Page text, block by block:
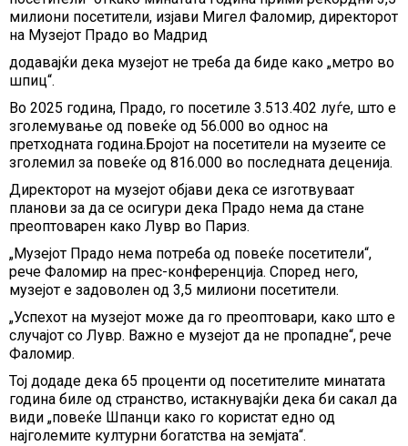
милиони посетители, изјави Мигел Фаломир, директорот
на Музејот Прадо во Мадрид
додавајќи дека музејот не треба да биде како „метро во
шпиц“.
Во 2025 година, Прадо, го посетиле 3.513.402 луѓе, што е
зголемување од повеќе од 56.000 во однос на
претходната година.Бројот на посетители на музеите се
зголемил за повеќе од 816.000 во последната деценија.
Директорот на музејот објави дека се изготвуваат
планови за да се осигури дека Прадо нема да стане
преоптоварен како Лувр во Париз.
„Музејот Прадо нема потреба од повеќе посетители“,
рече Фаломир на прес-конференција. Според него,
музејот е задоволен од 3,5 милиони посетители.
„Успехот на музејот може да го преоптовари, како што е
случајот со Лувр. Важно е музејот да не пропадне“, рече
Фаломир.
Тој додаде дека 65 проценти од посетителите минатата
година биле од странство, истакнувајќи дека би сакал да
види „повеќе Шпанци како го користат едно од
најголемите културни богатства на земјата“.